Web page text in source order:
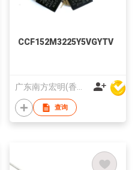
CCF152M3225Y5VGYTV
广东南方宏明(香港)电子科技股份有限公司
查询